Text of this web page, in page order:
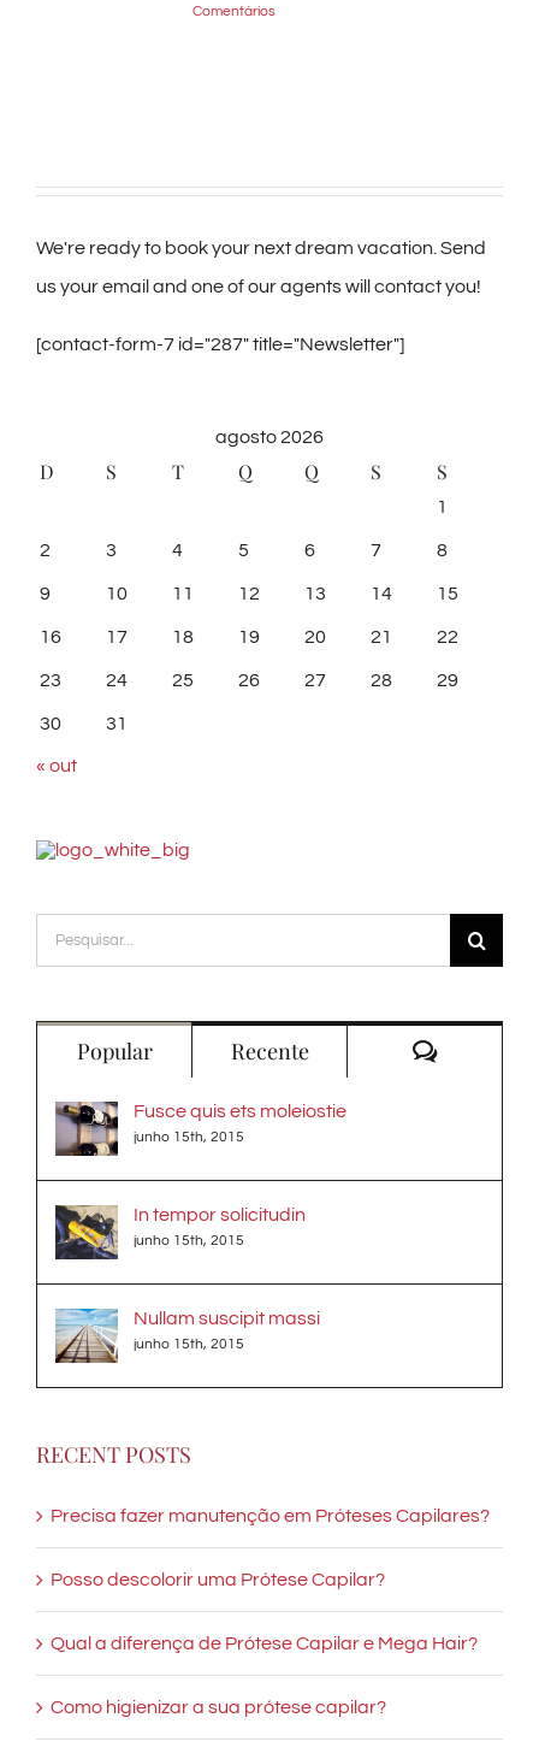
Comentários
We're ready to book your next dream vacation. Send
us your email and one of our agents will contact you!
[contact-form-7 id="287" title="Newsletter"]
agosto 2026
D S T Q Q S S
1
2 3 4 5 6 7 8
9 10 11 12 13 14 15
16 17 18 19 20 21 22
23 24 25 26 27 28 29
30 31
« out
Buscar
resultados
Popular Recente
Fusce quis ets moleiostie
junho 15th, 2015
In tempor solicitudin
junho 15th, 2015
Nullam suscipit massi
junho 15th, 2015
RECENT POSTS
Precisa fazer manutenção em Próteses Capilares?
Posso descolorir uma Prótese Capilar?
Qual a diferença de Prótese Capilar e Mega Hair?
Como higienizar a sua prótese capilar?